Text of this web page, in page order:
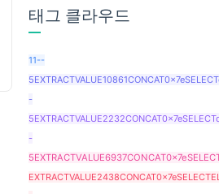
태그 클라우드
11--
-
-